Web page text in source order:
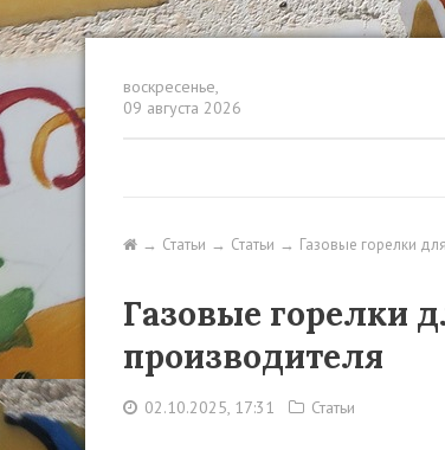
воскресенье,
09 августа 2026
Статьи Статьи Газовые горелки
Газовые горелки
производителя
02.10.2025, 17:31 Статьи